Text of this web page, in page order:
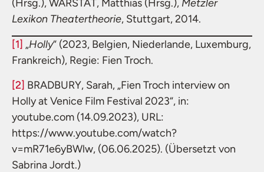
(Hrsg.), WARSTAT, Matthias (Hrsg.), Metzler
Lexikon Theatertheorie, Stuttgart, 2014.
[1] „Holly“ (2023, Belgien, Niederlande, Luxemburg,
Frankreich), Regie: Fien Troch.
[2] BRADBURY, Sarah, „Fien Troch interview on
Holly at Venice Film Festival 2023“, in:
youtube.com (14.09.2023), URL:
https://www.youtube.com/watch?
v=mR71e6yBWlw, (06.06.2025). (Übersetzt von
Sabrina Jordt.)